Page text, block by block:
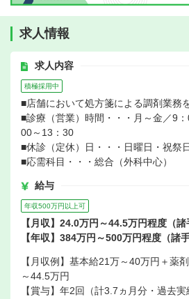
求人情報
求人内容
積極採用中
■店舗において処方箋による調剤業務
■診療（営業）時間・・・月～金／9
00～13：30
■休診（定休）日・・・日曜日・祝祭
■応需科目・・・総合（外科中心）
給与
年収500万円以上可
【月収】24.0万円～44.5万円程度（諸
【年収】384万円～500万円程度（諸手
【月収例】基本給21万～40万円＋薬
～44.5万円
【賞与】年2回（計3.7ヵ月分・過去